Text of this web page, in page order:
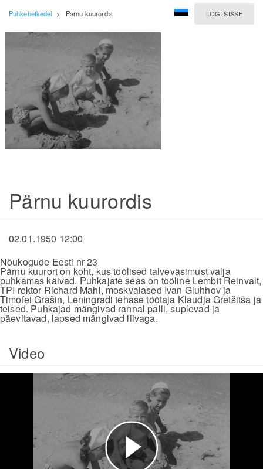
LOGI SISSE
Puhkehetkedel > Pärnu kuurordis
Pärnu kuurordis
02.01.1950 12:00
Nõukogude Eesti nr 23
Pärnu kuurort on koht, kus töölised talveväsimust välja
puhkamas käivad. Puhkajate seas on tööline Lembit Reinvalt,
TPI rektor Richard Mahl, moskvalased Ivan Gluhhov ja
Timofei Grašin, Leningradi tehase töötaja Klaudja Gretšitša ja
teised. Puhkajad mängivad rannal palli, suplevad ja
päevitavad, lapsed mängivad liivaga.
Video
Esita